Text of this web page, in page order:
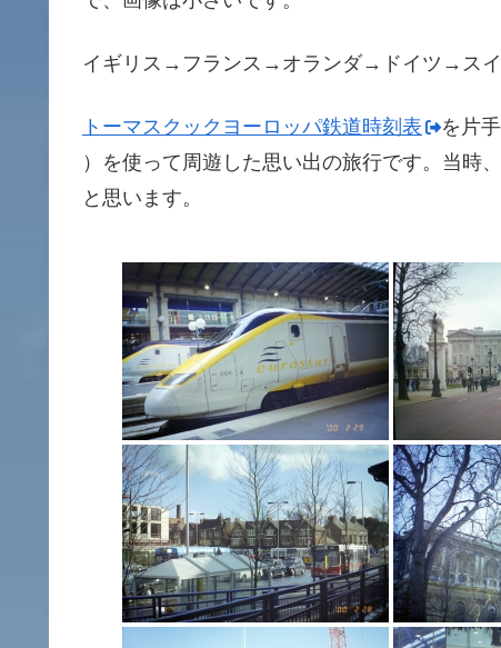
イギリス→フランス→オランダ→ドイツ→ス
トーマスクックヨーロッパ鉄道時刻表 を片
）を使って周遊した思い出の旅行です。当時
と思います。